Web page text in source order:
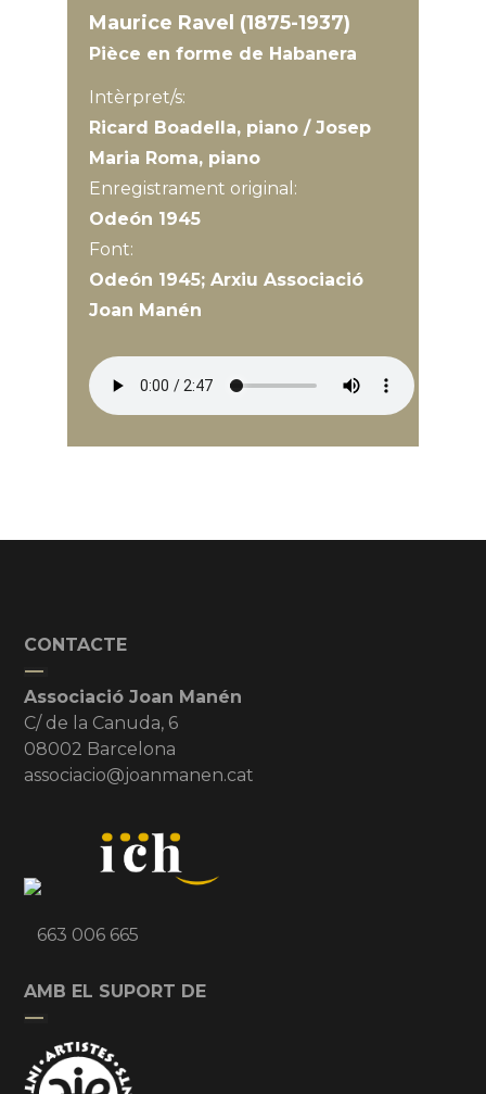
Maurice Ravel (1875-1937)
Pièce en forme de Habanera
Intèrpret/s:
Ricard Boadella, piano / Josep
Maria Roma, piano
Enregistrament original:
Odeón 1945
Font:
Odeón 1945; Arxiu Associació
Joan Manén
CONTACTE
Associació Joan Manén
C/ de la Canuda, 6
08002 Barcelona
associacio@joanmanen.cat
663 006 665
AMB EL SUPORT DE